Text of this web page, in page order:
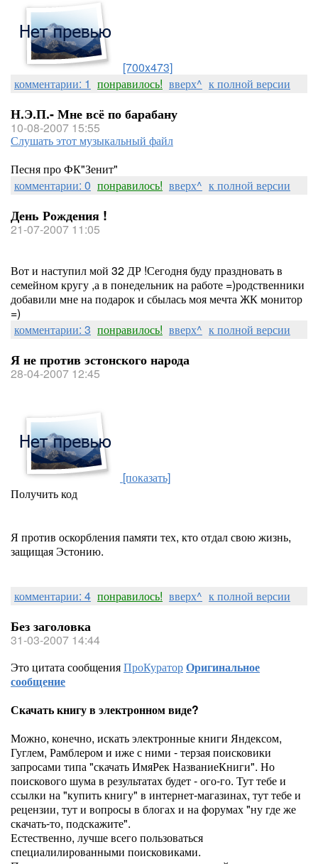
[700x473]
комментарии: 1 понравилось! вверх^ к полной версии
Н.Э.П.- Мне всё по барабану
10-08-2007 15:55
Слушать этот музыкальный файл
Песня про ФК"Зенит"
комментарии: 0 понравилось! вверх^ к полной версии
День Рождения !
21-07-2007 11:05
Вот и наступил мой 32 ДР !Сегодня буду праздновать в
семейном кругу ,а в понедельник на работе =)родственники
добавили мне на подарок и сбылась моя мечта ЖК монитор
=)
комментарии: 3 понравилось! вверх^ к полной версии
Я не против эстонского народа
28-04-2007 12:45
[показать]
Получить код
Я против оскорбления памяти тех, кто отдал свою жизнь,
защищая Эстонию.
комментарии: 4 понравилось! вверх^ к полной версии
Без заголовка
31-03-2007 14:44
Это цитата сообщенияПроКураторОригинальное
сообщение
Скачать книгу в электронном виде?
Можно, конечно, искать электронные книги Яндексом,
Гуглем, Рамблером и иже с ними - терзая поисковики
запросами типа "скачать ИмяРек НазваниеКниги". Но
поискового шума в результатах будет - ого-го. Тут тебе и
ссылки на "купить книгу" в интернет-магазинах, тут тебе и
рецензии, тут и вопросы в блогах и на форумах "ну где же
скачать-то, подскажите".
Естественно, лучше всего пользоваться
специалилированными поисковиками.